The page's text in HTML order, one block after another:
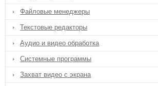
Файловые менеджеры
Текстовые редакторы
Аудио и видео обработка
Системные программы
Захват видео с экрана